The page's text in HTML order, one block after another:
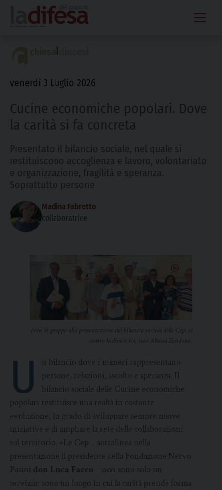
content
venerdì 3 Luglio 2026
Cucine economiche popolari. Dove
la carità si fa concreta
Presentato il bilancio sociale, nel quale si
restituiscono accoglienza e lavoro, volontariato
e organizzazione, fragilità e speranza.
Soprattutto persone
Madina Fabretto
collaboratrice
Foto di gruppo alla presentazione del bilancio sociale delle Cep; al
centro la direttrice, suor Albina Zandonà.
U
n bilancio dove i numeri rappresentano
persone, relazioni, ascolto e speranza. Il
bilancio sociale delle Cucine economiche
popolari restituisce una realtà in costante
evoluzione, in grado di sviluppare sempre nuove
iniziative e di ampliare la rete delle collaborazioni
sul territorio. «Le Cep – sottolinea nella
presentazione il presidente della Fondazione Nervo
Pasini don Luca Facco – non sono solo un
servizio: sono un luogo in cui la carità prende forma